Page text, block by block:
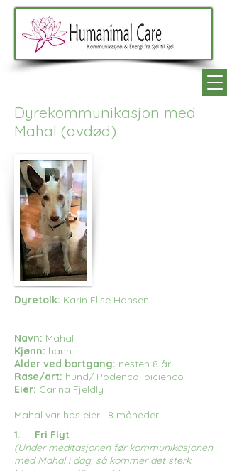
Dyrekommunikasjon med
Mahal (avdød)
Dyretolk: Karin Elise Hansen
Navn: Mahal
Kjønn: hann
Alder ved bortgang: nesten 8 år
Rase/art: hund/ Podenco ibicienco
Eier: Carina Fjeldly
Mahal var hos eier i 8 måneder
1. Fri Flyt
(Under meditasjonen før kommunikasjonen
med Mahal i dag, så kommer det sterk